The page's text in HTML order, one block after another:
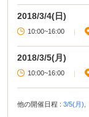
2018/3/4(日)
10:00~16:00 |
2018/3/5(月)
10:00~16:00 |
他の開催日程 : 3/5(月),